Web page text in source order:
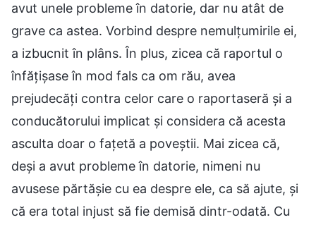
avut unele probleme în datorie, dar nu atât de
grave ca astea. Vorbind despre nemulțumirile ei,
a izbucnit în plâns. În plus, zicea că raportul o
înfățișase în mod fals ca om rău, avea
prejudecăți contra celor care o raportaseră și a
conducătorului implicat și considera că acesta
asculta doar o fațetă a poveștii. Mai zicea că,
deși a avut probleme în datorie, nimeni nu
avusese părtășie cu ea despre ele, ca să ajute, și
că era total injust să fie demisă dintr-odată. Cu